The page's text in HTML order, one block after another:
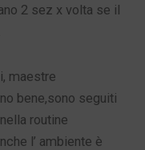
2 sez x volta se il
maestre
bene,sono seguiti
routine
l’ ambiente è